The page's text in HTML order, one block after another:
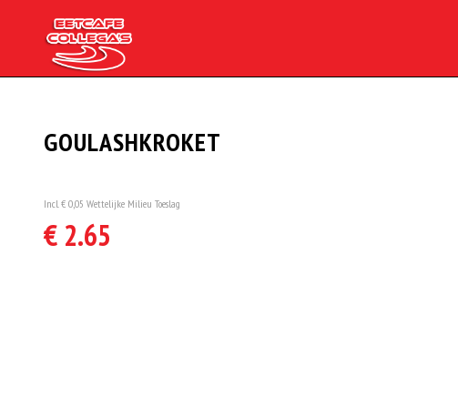
GOULASHKROKET
Incl. € 0,05 Wettelijke Milieu Toeslag
€ 2.65